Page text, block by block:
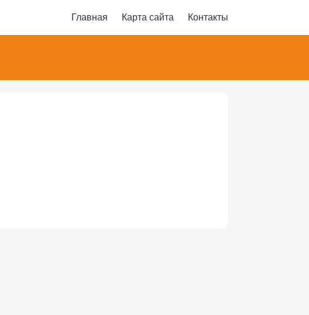
Главная Карта сайта Контакты